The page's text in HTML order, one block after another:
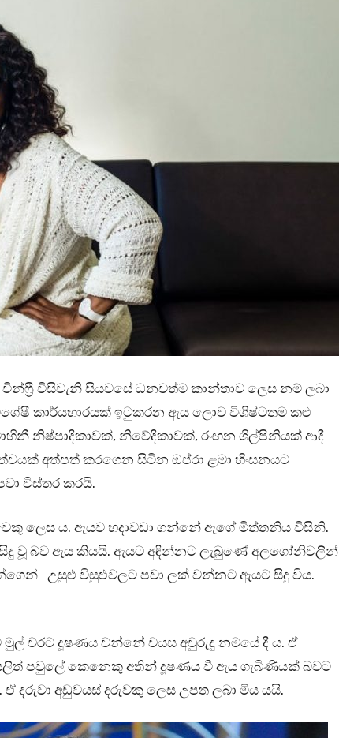
වින්ෆ්‍රී විසිවැනි සියවසේ ධනවත්ම කාන්තාව ලෙස නම් ලබා
කාර්යභාරයක් ඉටුකරන ඇය ලොව විශිෂ්ටතම කළු
නිෂ්පාදිකාවක්, නිවේදිකාවක්, රංඟන ශිල්පිනියක් ආදී
අත්පත් කරගෙන සිටින ඔප්රා ළමා හිංසනයට
විස්තර කරයි.
ලෙස ය. ඇයව හදාවඩා ගන්නේ ඇගේ මිත්තනිය විසිනි.
වූ බව ඇය කියයි. ඇයට අඳින්නට ලැබුණේ අලගෝනිවලින්
උසුළු විසුළුවලට පවා ලක් වන්නට ඇයට සිදු විය.
වරට දූෂණය වන්නේ වයස අවුරුදු නමයේ දී ය. ඒ
පවුලේ කෙනෙකු අතින් දූෂණය වී ඇය ගැබිණියක් බවට
දරුවා අඩුවයස් දරුවකු ලෙස උපත ලබා මිය යයි.